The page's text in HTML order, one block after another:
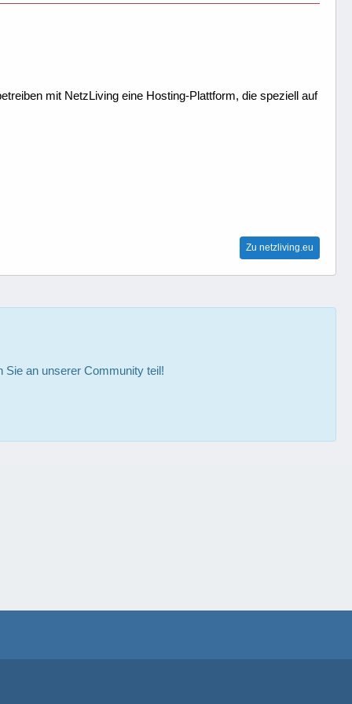
mit NetzLiving eine Hosting-Plattform, die speziell auf
Zu netzliving.eu
Sie an unserer Community teil!